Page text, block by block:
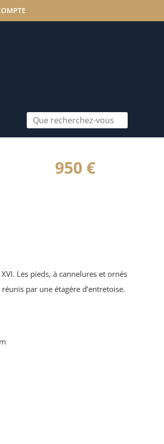
950 €
Les pieds, à cannelures et ornés
par une étagère d’entretoise.